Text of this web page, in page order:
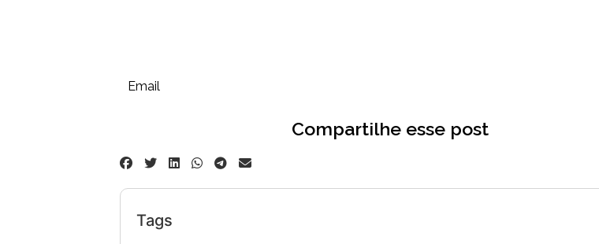
Email
Compartilhe esse post
Tags